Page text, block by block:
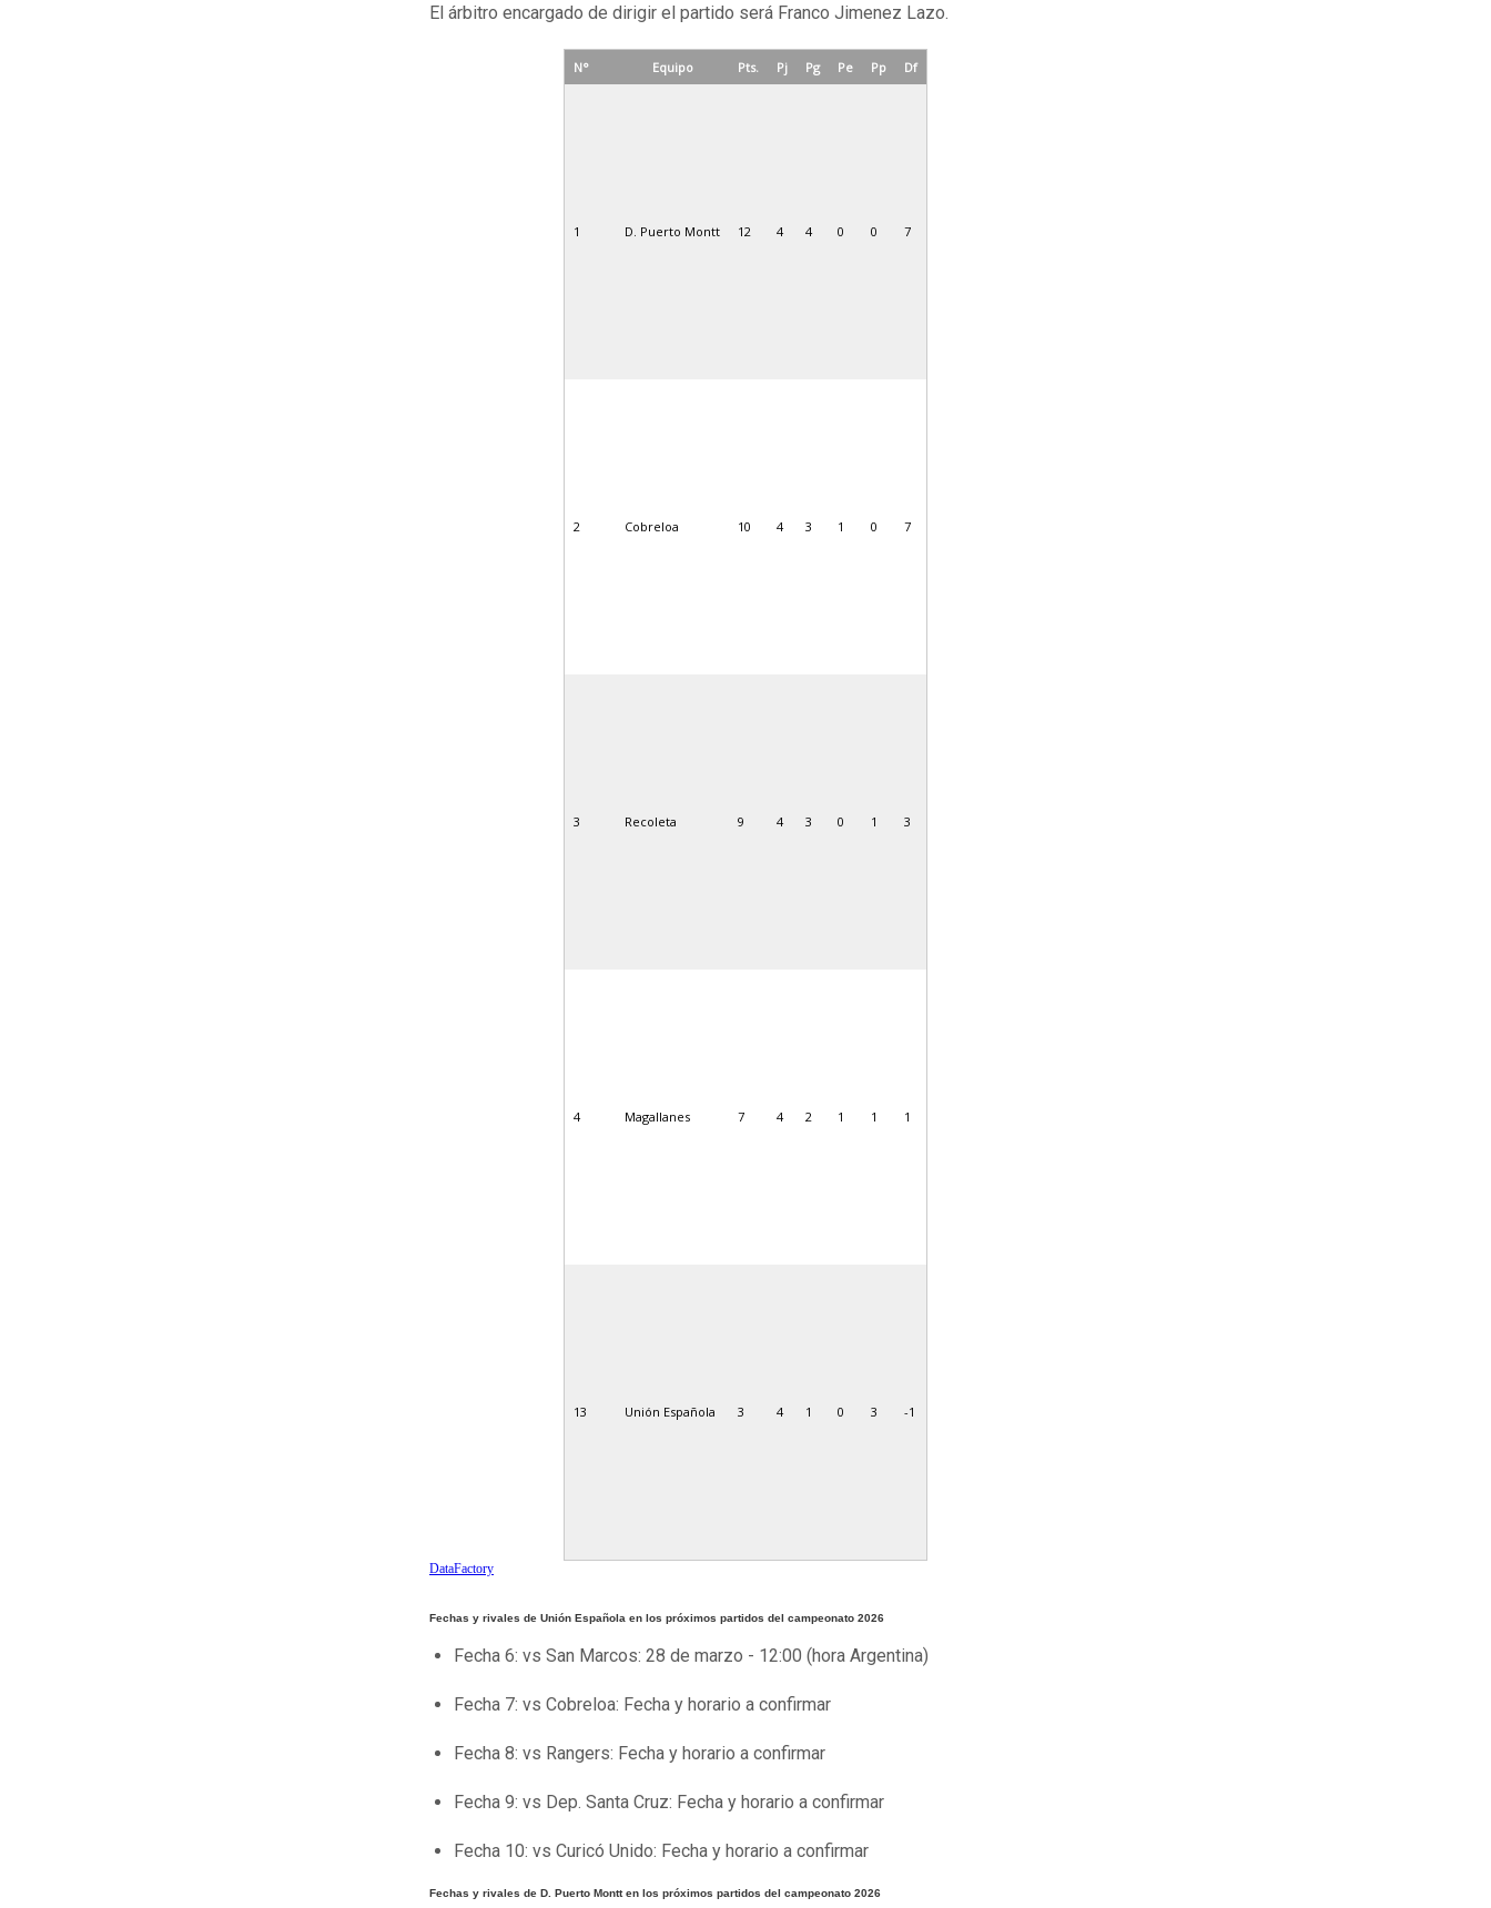
El árbitro encargado de dirigir el partido será Franco Jimenez Lazo.
N° Equipo Pts. Pj Pg Pe Pp Df
1 D. Puerto Montt 12 4 4 0 0 7
2 Cobreloa 10 4 3 1 0 7
3 Recoleta 9 4 3 0 1 3
4 Magallanes 7 4 2 1 1 1
13 Unión Española 3 4 1 0 3 -1
DataFactory
Fechas y rivales de Unión Española en los próximos partidos del campeonato 2026
Fecha 6: vs San Marcos: 28 de marzo - 12:00 (hora Argentina)
Fecha 7: vs Cobreloa: Fecha y horario a confirmar
Fecha 8: vs Rangers: Fecha y horario a confirmar
Fecha 9: vs Dep. Santa Cruz: Fecha y horario a confirmar
Fecha 10: vs Curicó Unido: Fecha y horario a confirmar
Fechas y rivales de D. Puerto Montt en los próximos partidos del campeonato 2026